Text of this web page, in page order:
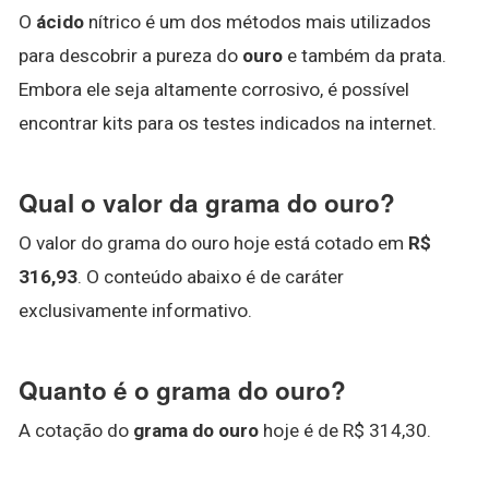
O ácido nítrico é um dos métodos mais utilizados
para descobrir a pureza do ouro e também da prata.
Embora ele seja altamente corrosivo, é possível
encontrar kits para os testes indicados na internet.
Qual o valor da grama do ouro?
O valor do grama do ouro hoje está cotado em R$
316,93. O conteúdo abaixo é de caráter
exclusivamente informativo.
Quanto é o grama do ouro?
A cotação do grama do ouro hoje é de R$ 314,30.